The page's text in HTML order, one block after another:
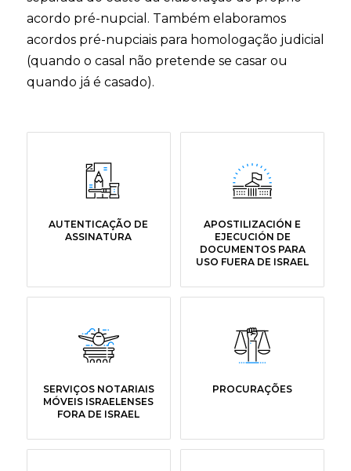
acordo pré-nupcial. Também elaboramos
acordos pré-nupciais para homologação judicial
(quando o casal não pretende se casar ou
quando já é casado).
AUTENTICAÇÃO DE
ASSINATURA
APOSTILIZACIÓN E
EJECUCIÓN DE
DOCUMENTOS PARA
USO FUERA DE ISRAEL
SERVIÇOS NOTARIAIS
MÓVEIS ISRAELENSES
FORA DE ISRAEL
PROCURAÇÕES